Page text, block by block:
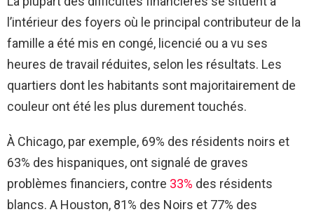
l’intérieur des foyers où le principal contributeur de la
famille a été mis en congé, licencié ou a vu ses
heures de travail réduites, selon les résultats. Les
quartiers dont les habitants sont majoritairement de
couleur ont été les plus durement touchés.
À Chicago, par exemple, 69% des résidents noirs et
63% des hispaniques, ont signalé de graves
problèmes financiers, contre 33% des résidents
blancs. A Houston, 81% des Noirs et 77% des